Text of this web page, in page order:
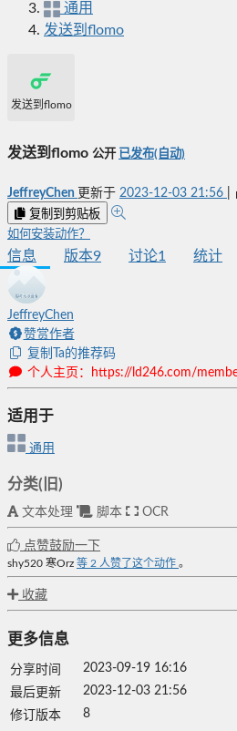
通用
发送到flomo
发送到flomo
发送到flomo 公开 已发布(自动)
JeffreyChen 更新于 2023-12-03 21:56
复制到剪贴板
如何安装动作？
信息 版本9 讨论1 统计
JeffreyChen
赞赏作者
复制Ta的推荐码
个人主页：https://ld246.com/
适用于
通用
分类(旧)
文本处理 脚本 OCR
点赞鼓励一下
shy520 寒Orz 等 2 人赞了这个动作 。
收藏
更多信息
分享时间
2023-09-19 16:16
最后更新
2023-12-03 21:56
修订版本
8